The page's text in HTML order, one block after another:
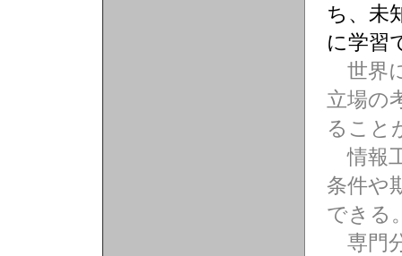
ち、未
に学習
世界
立場の
ること
情報
条件や
できる
専門